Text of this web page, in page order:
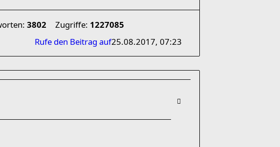
3802 Zugriffe: 1227085
25.08.2017, 07:23
Rufe den Beitrag auf